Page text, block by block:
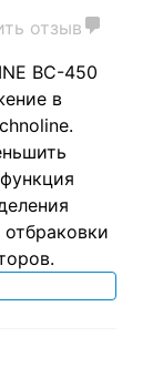
отзыв
BC-450
в